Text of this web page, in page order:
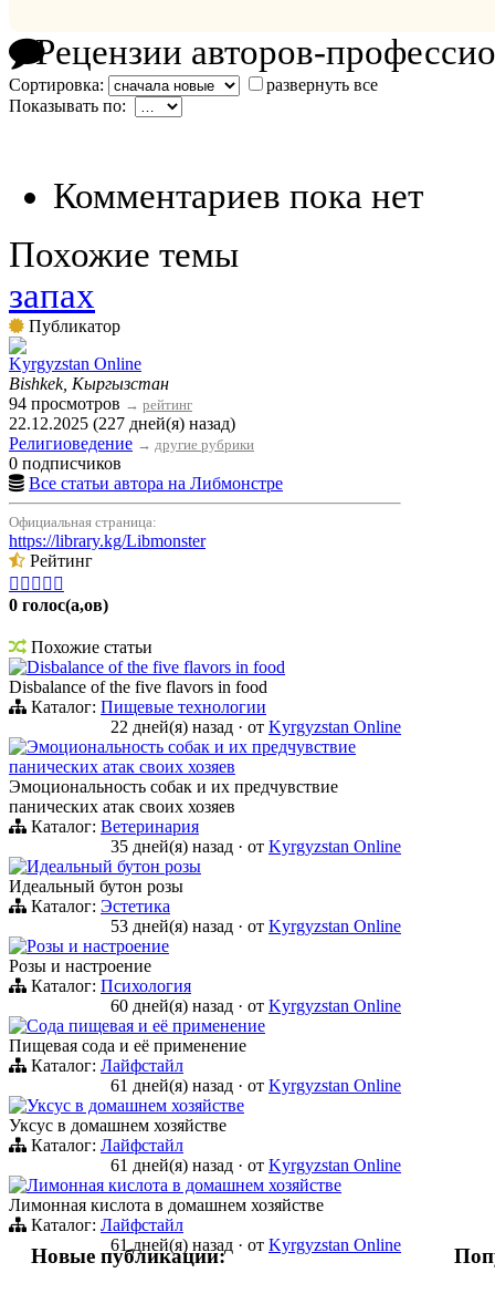
Рецензии авторов-
Сортировка:
развернуть все
Показывать по:
Комментариев пока нет
Похожие темы
запах
Публикатор
Kyrgyzstan Online
Bishkek, Кыргызстан
94 просмотров → рейтинг
22.12.2025 (227 дней(я) назад)
Религиоведение → другие рубрики
0 подписчиков
Все статьи автора на Либмонстре
Официальная страница:
https://library.kg/Libmonster
Рейтинг
    
0 голос(а,ов)
Похожие статьи
Disbalance of the five flavors in food
Disbalance of the five flavors in food
Каталог: Пищевые технологии
22 дней(я) назад · от Kyrgyzstan Online
Эмоциональность собак и их предчувствие
панических атак своих хозяев
Эмоциональность собак и их предчувствие
панических атак своих хозяев
Каталог: Ветеринария
35 дней(я) назад · от Kyrgyzstan Online
Идеальный бутон розы
Идеальный бутон розы
Каталог: Эстетика
53 дней(я) назад · от Kyrgyzstan Online
Розы и настроение
Розы и настроение
Каталог: Психология
60 дней(я) назад · от Kyrgyzstan Online
Сода пищевая и её применение
Пищевая сода и её применение
Каталог: Лайфстайл
61 дней(я) назад · от Kyrgyzstan Online
Уксус в домашнем хозяйстве
Уксус в домашнем хозяйстве
Каталог: Лайфстайл
61 дней(я) назад · от Kyrgyzstan Online
Лимонная кислота в домашнем хозяйстве
Лимонная кислота в домашнем хозяйстве
Каталог: Лайфстайл
61 дней(я) назад · от Kyrgyzstan Online
Новые публикации: